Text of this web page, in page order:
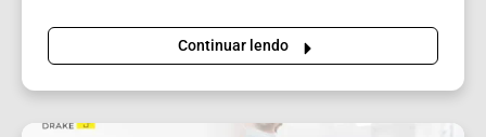
Continuar lendo